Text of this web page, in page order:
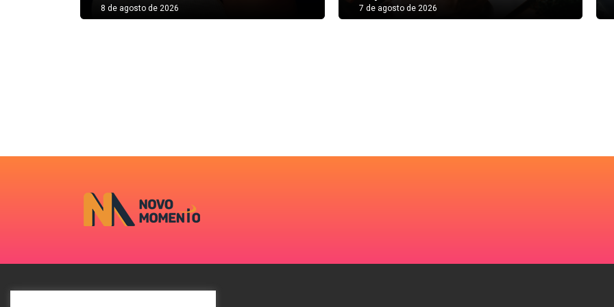
8 de agosto de 2026 7 de agosto de 2026